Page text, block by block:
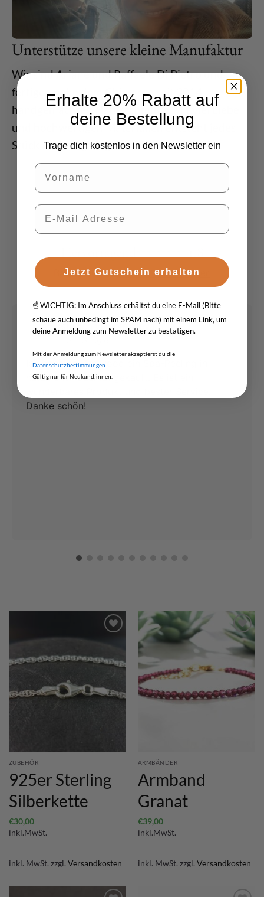
Unterstütze unsere kleine Manufaktur
Wir sind Ariane und Raffaele Di Pietro und
fertigen nahe dem Chiemsee seit 2014
handgemachten Naturschmuck. Mit viel Liebe
und hochwertigen Materialien entsteht jedes
Stück als einzigartiges Unikat.
Hervorragend⭐⭐⭐⭐⭐4.8
Basierend aufunseren Rezensionen
SV
slavica vampirdzieva
Ich habe bei Tollwood ein Spa-Peeling in
natürlicher Qualität gekauft. Es ist ein
Danke schön!
ZUBEHÖR
925er Sterling
Silberkette
€30,00
inkl.MwSt.
inkl. MwSt. zzgl. Versandkosten
ARMBÄNDER
Armband
Granat
€39,00
inkl.MwSt.
inkl. MwSt. zzgl. Versandkosten
Erhalte 20% Rabatt auf
deine Bestellung
Trage dich kostenlos in den Newsletter ein
Vorname
E-Mail
Jetzt Gutschein erhalten
☝️ WICHTIG: Im Anschluss erhältst du eine E-Mail (Bitte
schaue auch unbedingt im SPAM nach) mit einem Link, um
deine Anmeldung zum Newsletter zu bestätigen.
Mit der Anmeldung zum Newsletter akzeptierst du die
Datenschutzbestimmungen
Gültig nur für Neukund:innen.